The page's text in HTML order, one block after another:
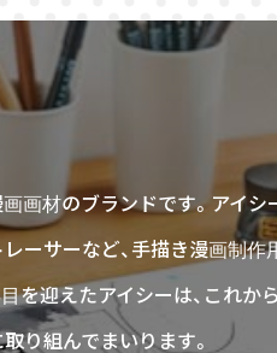
画材のブランドです。アイシ
ーサーなど、手描き漫画制作
を迎えたアイシーは、これか
り組んでまいります。